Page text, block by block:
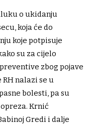
o ukidanju
koja će do
koje potpisuje
su za cijelo
zbog pojave
nalazi se u
bolesti, pa su
Krnić
Gredi i dalje